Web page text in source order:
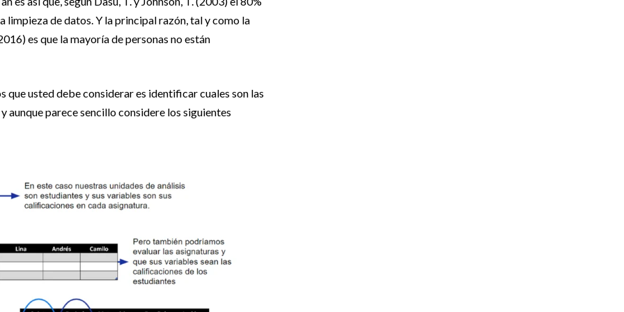
limpieza de datos. Y la principal razón, tal y como la
es que la mayoría de personas no están
que usted debe considerar es identificar cuales son las
aunque parece sencillo considere los siguientes